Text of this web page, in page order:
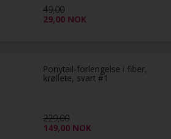
49,00
29,00 NOK
Ponytail-forlengelse i fiber,
krøllete, svart #1
229,00
149,00 NOK